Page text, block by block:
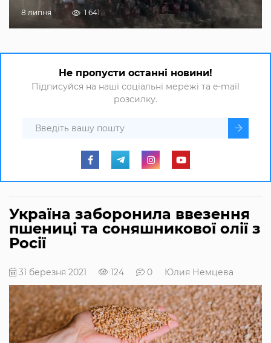
8 липня 1 641
Не пропусти останні новини!
Підписуйся на наші соціальні мережі та e-mail
розсилку.
Україна заборонила ввезення
пшениці та соняшникової олії з
Росії
31 березня 2021 124 0 Юлия Немцева